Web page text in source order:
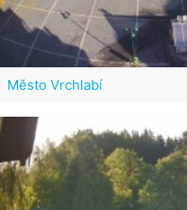
Město Vrchlabí